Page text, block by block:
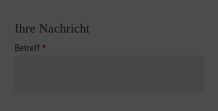
Ihre Nachricht
Betreff*